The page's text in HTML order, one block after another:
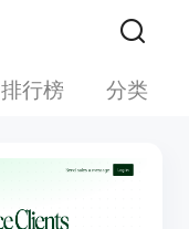
排行榜 分类